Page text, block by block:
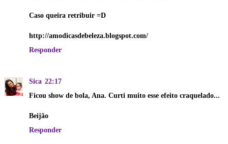
Caso queira retribuir =D
http://amodicasdebeleza.blogspot.com/
Responder
Sica 22:17
Ficou show de bola, Ana. Curti muito esse efeito craquelado...
Beijão
Responder